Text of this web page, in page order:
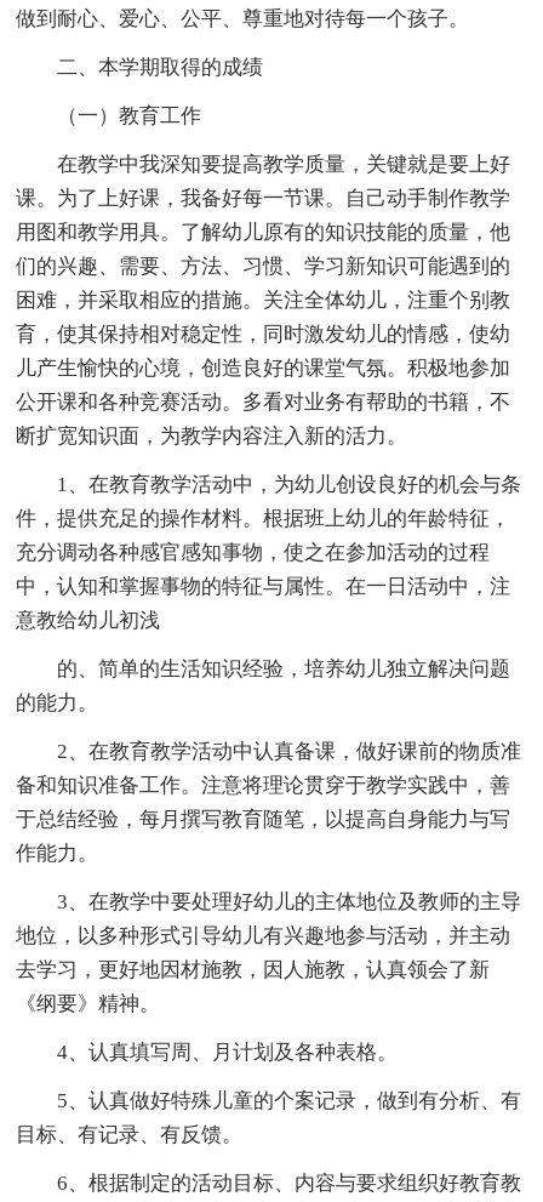
做到耐心、爱心、公平、尊重地对待每一个孩子。
二、本学期取得的成绩
（一）教育工作
在教学中我深知要提高教学质量，关键就是要上好
课。为了上好课，我备好每一节课。自己动手制作教学
用图和教学用具。了解幼儿原有的知识技能的质量，他
们的兴趣、需要、方法、习惯、学习新知识可能遇到的
困难，并采取相应的措施。关注全体幼儿，注重个别教
育，使其保持相对稳定性，同时激发幼儿的情感，使幼
儿产生愉快的心境，创造良好的课堂气氛。积极地参加
公开课和各种竞赛活动。多看对业务有帮助的书籍，不
断扩宽知识面，为教学内容注入新的活力。
1、在教育教学活动中，为幼儿创设良好的机会与条
件，提供充足的操作材料。根据班上幼儿的年龄特征，
充分调动各种感官感知事物，使之在参加活动的过程
中，认知和掌握事物的特征与属性。在一日活动中，注
意教给幼儿初浅
的、简单的生活知识经验，培养幼儿独立解决问题
的能力。
2、在教育教学活动中认真备课，做好课前的物质准
备和知识准备工作。注意将理论贯穿于教学实践中，善
于总结经验，每月撰写教育随笔，以提高自身能力与写
作能力。
3、在教学中要处理好幼儿的主体地位及教师的主导
地位，以多种形式引导幼儿有兴趣地参与活动，并主动
去学习，更好地因材施教，因人施教，认真领会了新
《纲要》精神。
4、认真填写周、月计划及各种表格。
5、认真做好特殊儿童的个案记录，做到有分析、有
目标、有记录、有反馈。
6、根据制定的活动目标、内容与要求组织好教育教